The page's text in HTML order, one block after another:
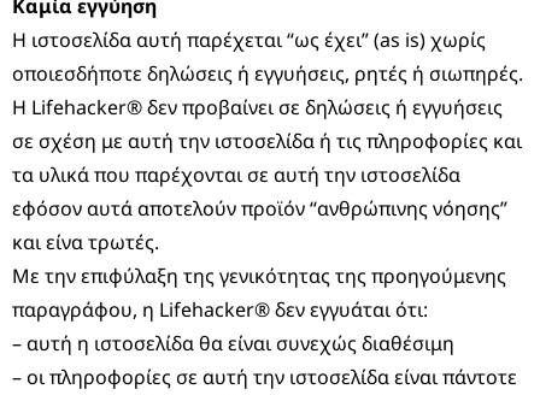
Καμία εγγύηση
Η ιστοσελίδα αυτή παρέχεται “ως έχει” (as is) χωρίς
οποιεσδήποτε δηλώσεις ή εγγυήσεις, ρητές ή σιωπηρές.
Η Lifehacker® δεν προβαίνει σε δηλώσεις ή εγγυήσεις
σε σχέση με αυτή την ιστοσελίδα ή τις πληροφορίες και
τα υλικά που παρέχονται σε αυτή την ιστοσελίδα
εφόσον αυτά αποτελούν προϊόν “ανθρώπινης νόησης”
και είνα τρωτές.
Με την επιφύλαξη της γενικότητας της προηγούμενης
παραγράφου, η Lifehacker® δεν εγγυάται ότι:
– αυτή η ιστοσελίδα θα είναι συνεχώς διαθέσιμη
– οι πληροφορίες σε αυτή την ιστοσελίδα είναι πάντοτε